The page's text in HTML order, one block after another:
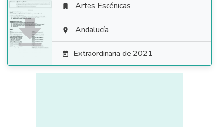

 Artes Escénicas
 Andalucía
 Extraordinaria de 2021